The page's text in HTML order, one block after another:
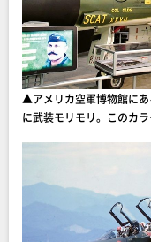
▲アメリカ空軍博物館にあ
に武装モリモリ。このカ